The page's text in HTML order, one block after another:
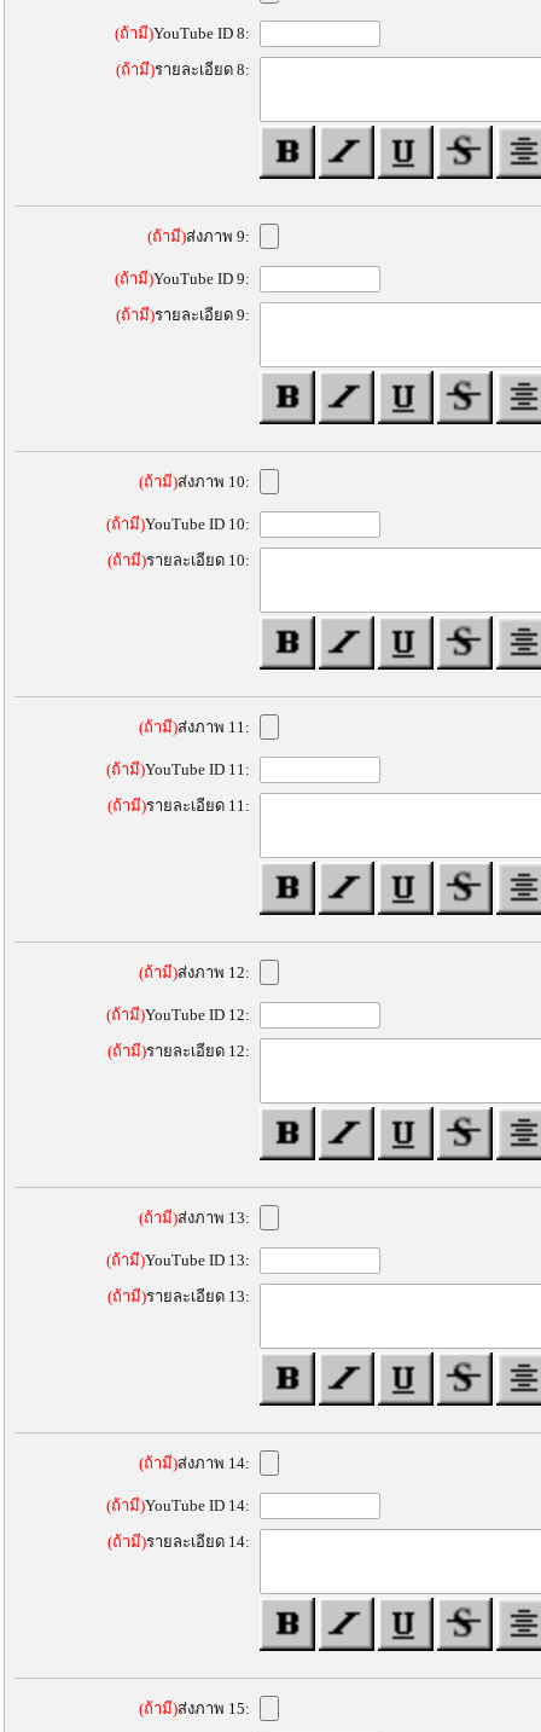
(ถ้ามี)YouTube ID 8:
(ถ้ามี)รายละเอียด 8:
(ถ้ามี)ส่งภาพ 9:
(ถ้ามี)YouTube ID 9:
(ถ้ามี)รายละเอียด 9:
(ถ้ามี)ส่งภาพ 10:
(ถ้ามี)YouTube ID 10:
(ถ้ามี)รายละเอียด 10:
(ถ้ามี)ส่งภาพ 11:
(ถ้ามี)YouTube ID 11:
(ถ้ามี)รายละเอียด 11:
(ถ้ามี)ส่งภาพ 12:
(ถ้ามี)YouTube ID 12:
(ถ้ามี)รายละเอียด 12:
(ถ้ามี)ส่งภาพ 13:
(ถ้ามี)YouTube ID 13:
(ถ้ามี)รายละเอียด 13:
(ถ้ามี)ส่งภาพ 14:
(ถ้ามี)YouTube ID 14:
(ถ้ามี)รายละเอียด 14:
(ถ้ามี)ส่งภาพ 15: